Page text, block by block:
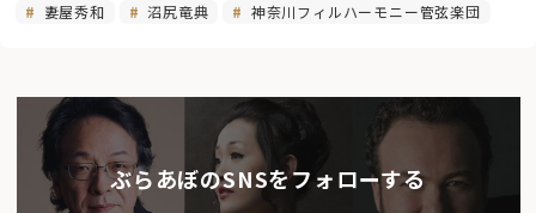
妻屋秀和
沼尻竜典 神奈川フィルハーモニー管弦楽団
ぶらあぼのSNSをフォローする